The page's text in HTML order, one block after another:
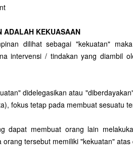
ADALAH KEKUASAAN
dilihat sebagai "kekuatan"
intervensi / tindakan yang diambil
didelegasikan atau
fokus tetap pada membuat sesuatu
dapat membuat orang lain
orang tersebut memiliki "kekuatan" atas